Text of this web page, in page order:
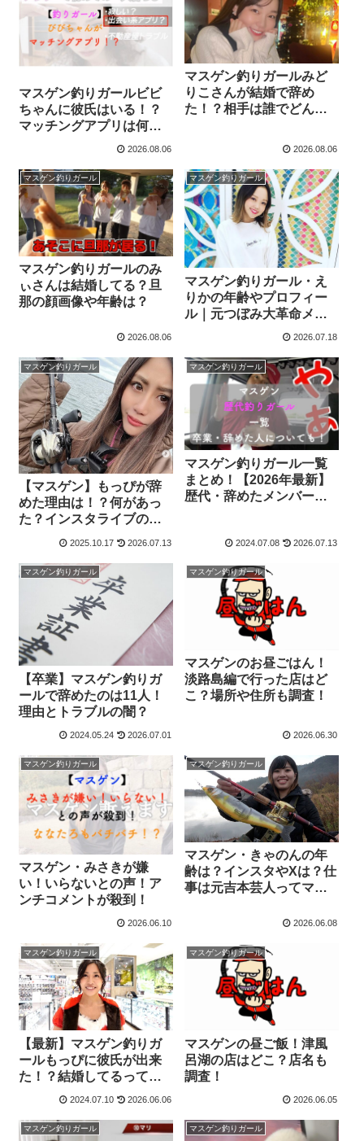
マスゲン釣りガールビビ
ちゃんに彼氏はいる！？
マッチングアプリは何？
出会い系を使ってると告
2026.08.06
マスゲン釣りガールみど
りこさんが結婚で辞め
た！？相手は誰でどんな
2026.08.06
マスゲン釣りガール
マスゲン釣りガールのみ
ぃさんは結婚してる？旦
那の顔画像や年齢は？
2026.08.06
マスゲン釣りガール
マスゲン釣りガール・え
りかの年齢やプロフィー
ル｜元つぼみ大革命メン
バーの過去と現在
2026.07.18
マスゲン釣りガール
【マスゲン】もっぴが辞
めた理由は！？何があっ
た？インスタライブの内
2025.10.17 2026.07.13
マスゲン釣りガール
マスゲン釣りガール一覧
まとめ！【2026年最新】
歴代・辞めたメンバーは
2024.07.08 2026.07.13
マスゲン釣りガール
【卒業】マスゲン釣りガ
ールで辞めたのは11人！
理由とトラブルの闇？
2024.05.24 2026.07.01
マスゲン釣りガール
マスゲンのお昼ごはん！
淡路島編で行った店はど
こ？場所や住所も調査！
2026.06.30
マスゲン釣りガール
マスゲン・みさきが嫌
い！いらないとの声！ア
ンチコメントが殺到！
2026.06.10
マスゲン釣りガール
マスゲン・きゃのんの年
齢は？インスタやXは？仕
事は元吉本芸人ってマ
2026.06.08
マスゲン釣りガール
【最新】マスゲン釣りガ
ールもっぴに彼氏が出来
た！？結婚してるってマ
ジ？【4期】
2024.07.10 2026.06.06
マスゲン釣りガール
マスゲンの昼ご飯！津風
呂湖の店はどこ？店名も
調査！
2026.06.05
マスゲン釣りガール マスゲン釣りガール